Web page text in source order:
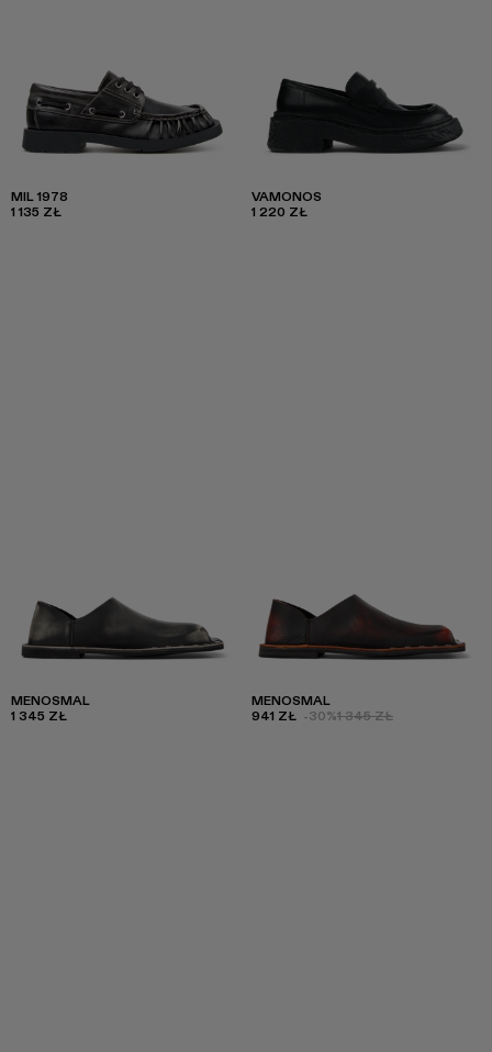
MIL 1978
1 135 ZŁ
VAMONOS
1 220 ZŁ
MENOSMAL
1 345 ZŁ
MENOSMAL
941 ZŁ -30%1 345 ZŁ